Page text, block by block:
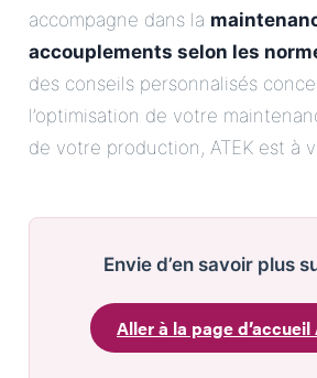
accompagne dans la
accouplements selon les
des conseils personnalisés
l’optimisation de votre
de votre production, ATEK est à
Envie d’en savoir plus
Aller à la page d’accueil